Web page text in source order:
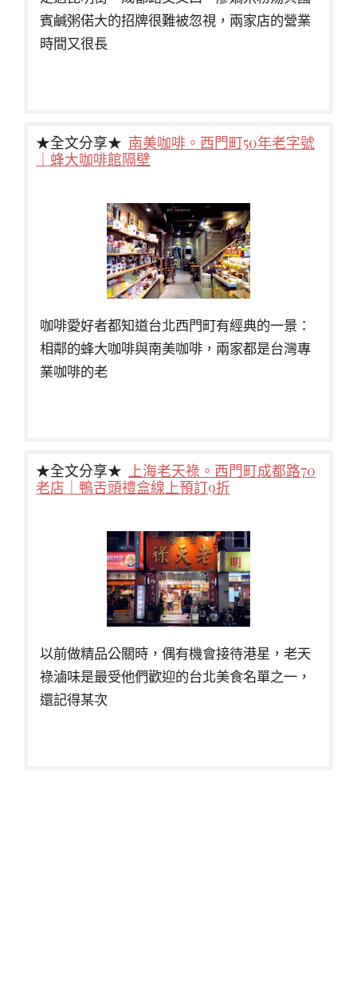
賓鹹粥偌大的招牌很難被忽視，兩家店的營業
時間又很長
★全文分享★ 南美咖啡。西門町50年老字號
｜蜂大咖啡館隔壁
咖啡愛好者都知道台北西門町有經典的一景：
相鄰的蜂大咖啡與南美咖啡，兩家都是台灣專
業咖啡的老
★全文分享★
上海老天祿。西門町成都路70
老店｜鴨舌頭禮盒線上預訂9折
以前做精品公關時，偶有機會接待港星，老天
祿滷味是最受他們歡迎的台北美食名單之一，
還記得某次